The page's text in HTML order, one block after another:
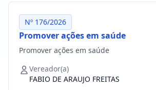
Nº 176/2026
Promover ações em saúde
Promover ações em saúde
Vereador(a)
FABIO DE ARAUJO FREITAS